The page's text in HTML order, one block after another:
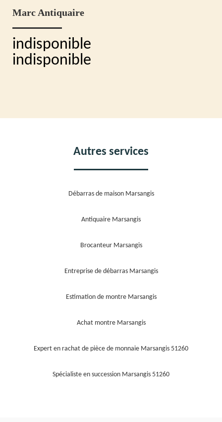
Marc Antiquaire
indisponible
indisponible
Autres services
Débarras de maison Marsangis
Antiquaire Marsangis
Brocanteur Marsangis
Entreprise de débarras Marsangis
Estimation de montre Marsangis
Achat montre Marsangis
Expert en rachat de pièce de monnaie Marsangis 51260
Spécialiste en succession Marsangis 51260